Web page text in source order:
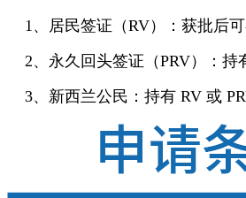
1、居民签证（RV）：获批后可
2、永久回头签证（PRV）：持
3、新西兰公民：持有 RV 或